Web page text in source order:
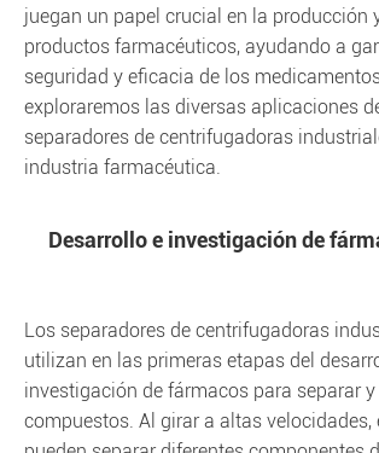
juegan un papel crucial en la producción
productos farmacéuticos, ayudando a
seguridad y eficacia de los
exploraremos las diversas aplicaciones
separadores de centrifugadoras
industria farmacéutica.
Desarrollo e investigación de
Los separadores de centrifugadoras
utilizan en las primeras etapas del
investigación de fármacos para separar
compuestos. Al girar a altas